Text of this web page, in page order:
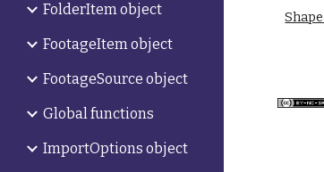
FolderItem object
FootageItem object
FootageSource object
Global functions
ImportOptions object